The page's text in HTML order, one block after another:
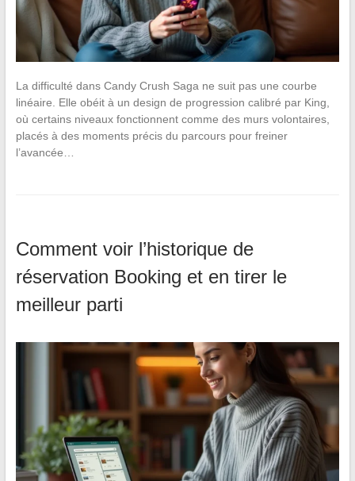
La difficulté dans Candy Crush Saga ne suit pas une courbe
linéaire. Elle obéit à un design de progression calibré par King,
où certains niveaux fonctionnent comme des murs volontaires,
placés à des moments précis du parcours pour freiner
l’avancée…
Comment voir l’historique de
réservation Booking et en tirer le
meilleur parti